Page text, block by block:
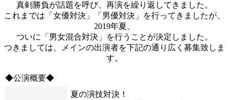
真剣勝負が話題を呼び、再演を繰り返してきました。
これまでは「女優対決」「男優対決」を行ってきましたが、
2019年夏、
ついに「男女混合対決」を行うことが決定しました。
つきましては、メインの出演者を下記の通り広く募集致しま
す。
◆公演概要◆
夏の演技対決！